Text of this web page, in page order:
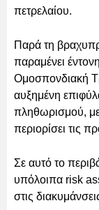
πετρελαίου.
Παρά τη
παραμένει
Ομοσπονδιακή
αυξημένη
πληθωρισμού,
περιορίσει τις
Σε αυτό το
υπόλοιπα risk
στις